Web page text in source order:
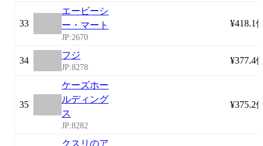
33
エービーシ
ー・マート
JP:2670
¥418.1
34
フジ
JP:8278
¥377.4
35
ケーズホー
ルディング
ス
JP:8282
¥375.2
クスリのア